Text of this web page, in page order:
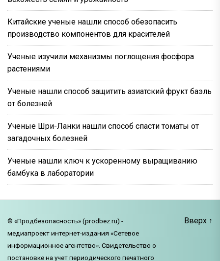
Китайские ученые нашли способ обезопасить
производство компонентов для красителей
Ученые изучили механизмы поглощения фосфора
растениями
Ученые нашли способ защитить азиатский фрукт баэль
от болезней
Ученые Шри-Ланки нашли способ спасти томаты от
загадочных болезней
Ученые нашли ключ к ускоренному выращиванию
бамбука в лаборатории
© «Продбезопасность» (prodbez.ru) -
медиапроект интернет-издания «Сетевое
информационное агентство». Свидетельство о
постановке на учет периодического печатного
Вверх ↑